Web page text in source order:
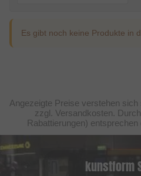
Es gibt noch keine Produkte in
Angezeigte Preise verstehen
zzgl. Versandkosten.
Rabattierungen)
kunstform